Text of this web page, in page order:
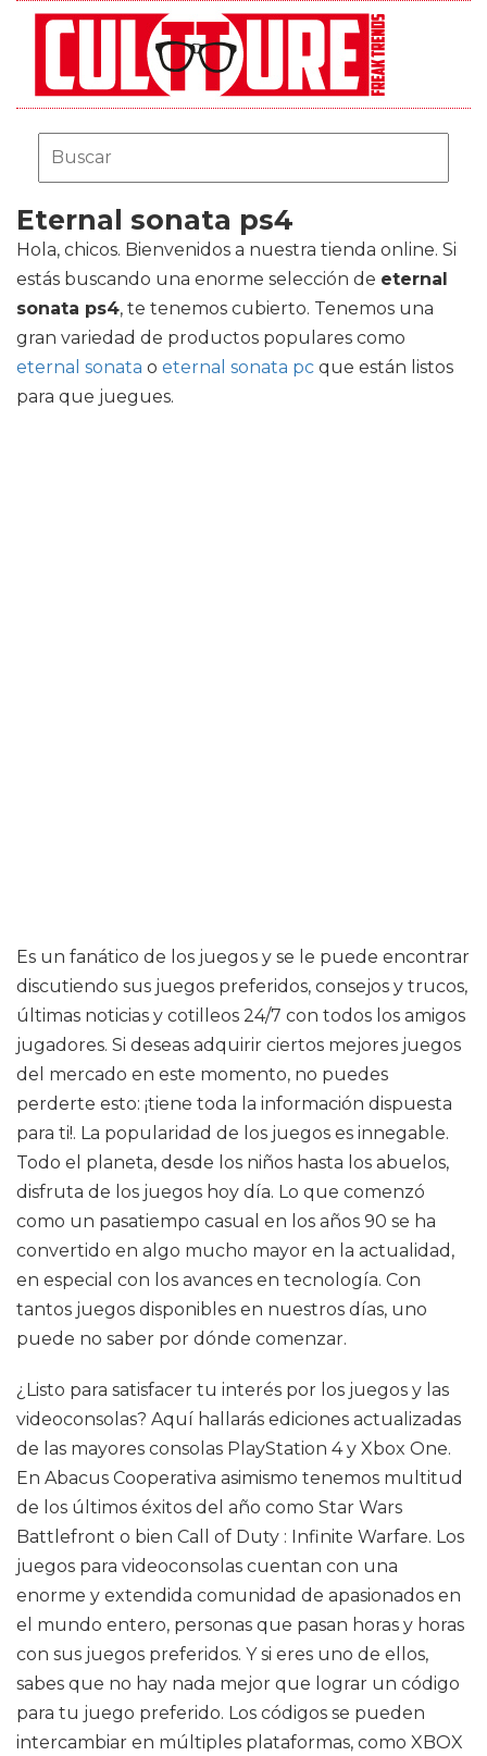
Eternal sonata ps4
Hola, chicos. Bienvenidos a nuestra tienda online. Si
estás buscando una enorme selección de eternal
sonata ps4, te tenemos cubierto. Tenemos una
gran variedad de productos populares como
eternal sonata o eternal sonata pc que están listos
para que juegues.
Es un fanático de los juegos y se le puede encontrar
discutiendo sus juegos preferidos, consejos y trucos,
últimas noticias y cotilleos 24/7 con todos los amigos
jugadores. Si deseas adquirir ciertos mejores juegos
del mercado en este momento, no puedes
perderte esto: ¡tiene toda la información dispuesta
para ti!. La popularidad de los juegos es innegable.
Todo el planeta, desde los niños hasta los abuelos,
disfruta de los juegos hoy día. Lo que comenzó
como un pasatiempo casual en los años 90 se ha
convertido en algo mucho mayor en la actualidad,
en especial con los avances en tecnología. Con
tantos juegos disponibles en nuestros días, uno
puede no saber por dónde comenzar.
¿Listo para satisfacer tu interés por los juegos y las
videoconsolas? Aquí hallarás ediciones actualizadas
de las mayores consolas PlayStation 4 y Xbox One.
En Abacus Cooperativa asimismo tenemos multitud
de los últimos éxitos del año como Star Wars
Battlefront o bien Call of Duty : Infinite Warfare. Los
juegos para videoconsolas cuentan con una
enorme y extendida comunidad de apasionados en
el mundo entero, personas que pasan horas y horas
con sus juegos preferidos. Y si eres uno de ellos,
sabes que no hay nada mejor que lograr un código
para tu juego preferido. Los códigos se pueden
intercambiar en múltiples plataformas, como XBOX